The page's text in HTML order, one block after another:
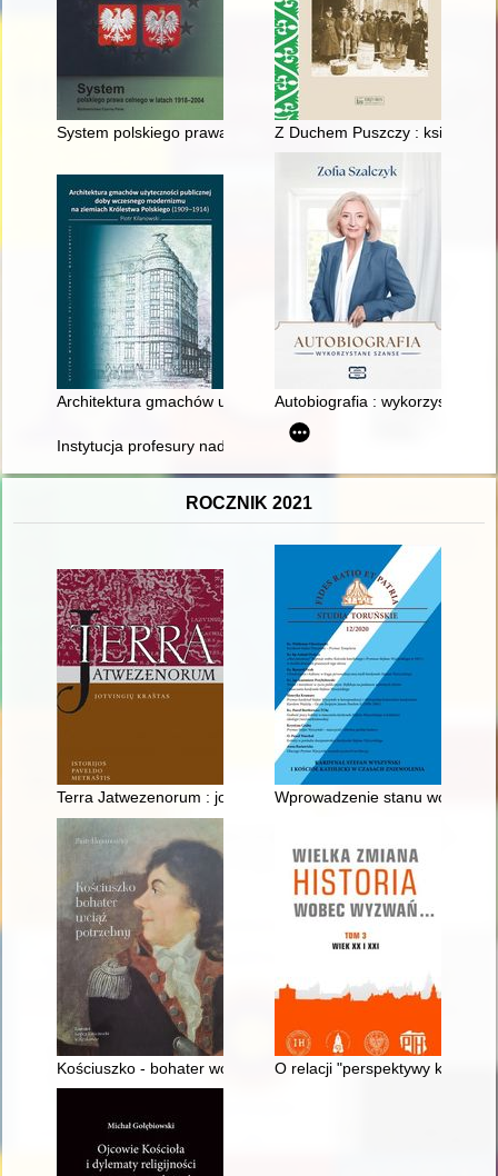
System polskiego prawa celnego w latach 1918-2004
Z Duchem Puszczy : książka o
Architektura gmachów użyteczności publicznej doby
Autobiografia : wykorzystane
Instytucja profesury nadzwyczajnej w polskim państwowym
ROCZNIK 2021
Terra Jatwezenorum : jotvingių krašto istorijos paveldo
Wprowadzenie stanu
Kościuszko - bohater wciąż potrzebny : przewodnik po
O relacji "perspektywy kobiet" i